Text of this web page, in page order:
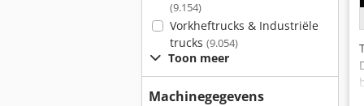
(9.154)
Vorkheftrucks & Industriële
trucks (9.054)
Toon meer
Machinegegevens